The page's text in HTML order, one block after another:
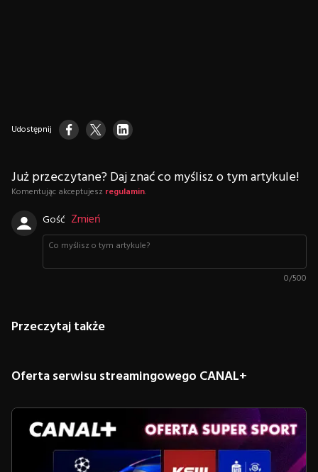
Udostępnij
Już przeczytane? Daj znać co myślisz o tym artykule!
Komentując akceptujesz regulamin.
Gość Zmień
0/500
Przeczytaj także
Oferta serwisu streamingowego CANAL+